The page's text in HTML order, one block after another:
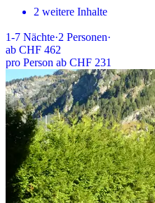
2 weitere Inhalte
1-7 Nächte·2 Personen·
ab CHF 462
pro Person ab CHF 231